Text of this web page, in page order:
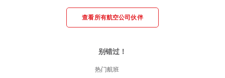
查看所有航空公司伙伴
别错过！
热门航班